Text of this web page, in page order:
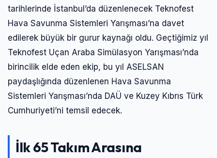
tarihlerinde İstanbul’da düzenlenecek Teknofest
Hava Savunma Sistemleri Yarışması’na davet
edilerek büyük bir gurur kaynağı oldu. Geçtiğimiz yıl
Teknofest Uçan Araba Simülasyon Yarışması’nda
birincilik elde eden ekip, bu yıl ASELSAN
paydaşlığında düzenlenen Hava Savunma
Sistemleri Yarışması’nda DAÜ ve Kuzey Kıbrıs Türk
Cumhuriyeti’ni temsil edecek.
İlk 65 Takım Arasına